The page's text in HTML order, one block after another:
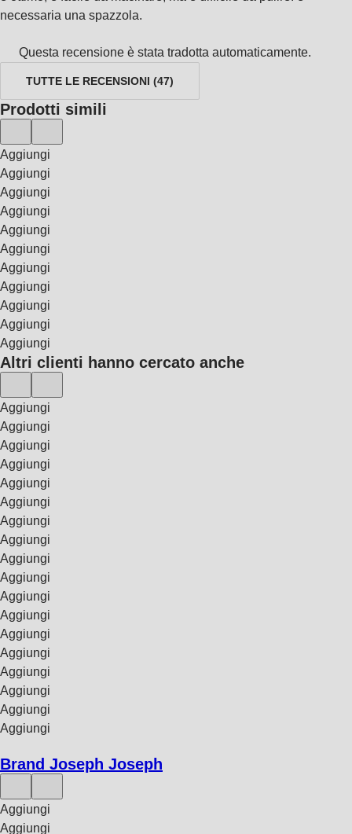
necessaria una spazzola.
Questa recensione è stata tradotta automaticamente.
TUTTE LE RECENSIONI (47)
Prodotti simili
Aggiungi
Aggiungi
Aggiungi
Aggiungi
Aggiungi
Aggiungi
Aggiungi
Aggiungi
Aggiungi
Aggiungi
Aggiungi
Altri clienti hanno cercato anche
Aggiungi
Aggiungi
Aggiungi
Aggiungi
Aggiungi
Aggiungi
Aggiungi
Aggiungi
Aggiungi
Aggiungi
Aggiungi
Aggiungi
Aggiungi
Aggiungi
Aggiungi
Aggiungi
Aggiungi
Aggiungi
Brand Joseph Joseph
Aggiungi
Aggiungi